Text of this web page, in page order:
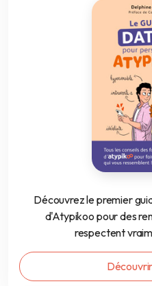
Découvrez le premier
d'Atypikoo pour des
respectent